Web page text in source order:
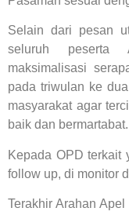
Selain dari pesan
seluruh peserta
maksimalisasi
pada triwulan ke
masyarakat agar
baik dan bermartabat.
Kepada OPD terkait
follow up, di monitor
Terakhir Arahan